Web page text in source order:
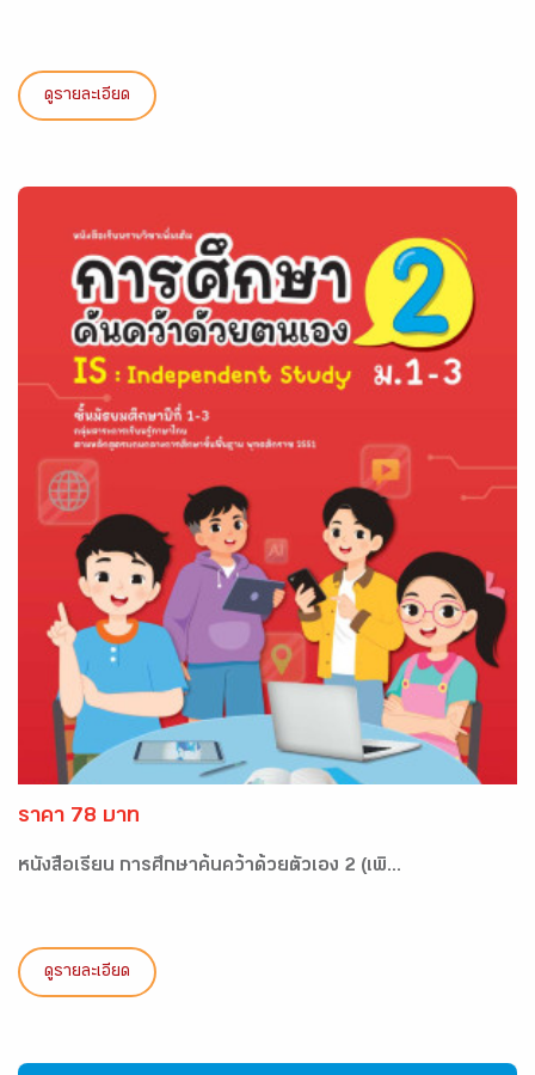
ดูรายละเอียด
ราคา 78 บาท
หนังสือเรียน การศึกษาค้นคว้าด้วยตัวเอง 2 (เพิ...
ดูรายละเอียด